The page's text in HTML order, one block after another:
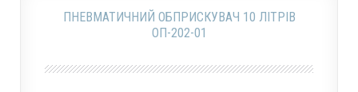
ПНЕВМАТИЧНИЙ ОБПРИСКУВАЧ 10 ЛІТРІВ
ОП-202-01